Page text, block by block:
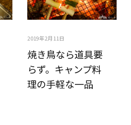
2019年2月11日
焼き鳥なら道具要
らず。キャンプ料
理の手軽な一品